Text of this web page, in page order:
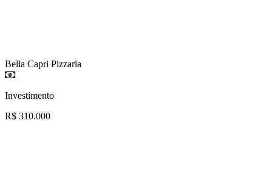
Bella Capri Pizzaria
Investimento
R$ 310.000